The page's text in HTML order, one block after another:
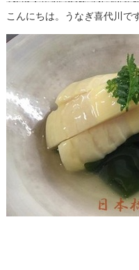
こんにちは。うなぎ喜代川で